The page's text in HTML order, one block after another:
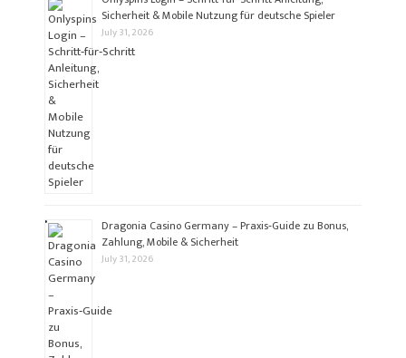
Sicherheit & Mobile Nutzung für deutsche Spieler
July 31, 2026
Dragonia Casino Germany – Praxis‑Guide zu Bonus,
Zahlung, Mobile & Sicherheit
July 31, 2026